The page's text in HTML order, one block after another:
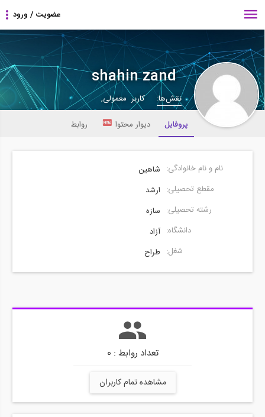
shahin zand
نقش‌ها:
کاربر معمولی,
پروفایل
دیوار محتوا روابط
نام و نام خانوادگی: شاهین
مقطع تحصیلی: ارشد
رشته تحصیلی: سازه
دانشگاه: آزاد
شغل: طراح
تعداد روابط : 0
مشاهده تمام کاربران